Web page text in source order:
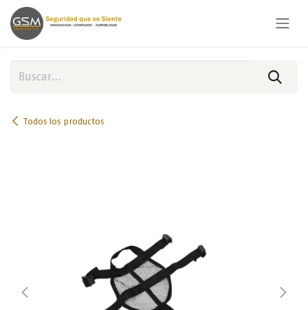
Ir al contenido
Todos los productos